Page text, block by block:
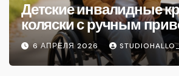
Детские инвалидные
коляски с ручным
6 АПРЕЛЯ 2026